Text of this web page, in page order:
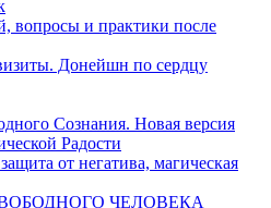
вопросы и практики после
Донейшн по сердцу
Сознания. Новая версия
Радости
от негатива, магическая
ЧЕЛОВЕКА